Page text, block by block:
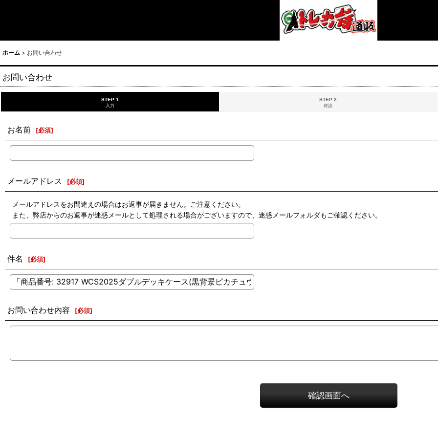
ホーム > お問い合わせ
お問い合わせ
STEP 1
入力
STEP 2
確認
お名前 [必須]
メールアドレス [必須]
メールアドレスをお間違えの場合はお返事が届きません。ご注意ください。
また、弊店からのお返事が迷惑メールとして処理される場合がございますので、迷惑メールフォルダもご確認ください。
件名 [必須]
お問い合わせ内容 [必須]
確認画面へ